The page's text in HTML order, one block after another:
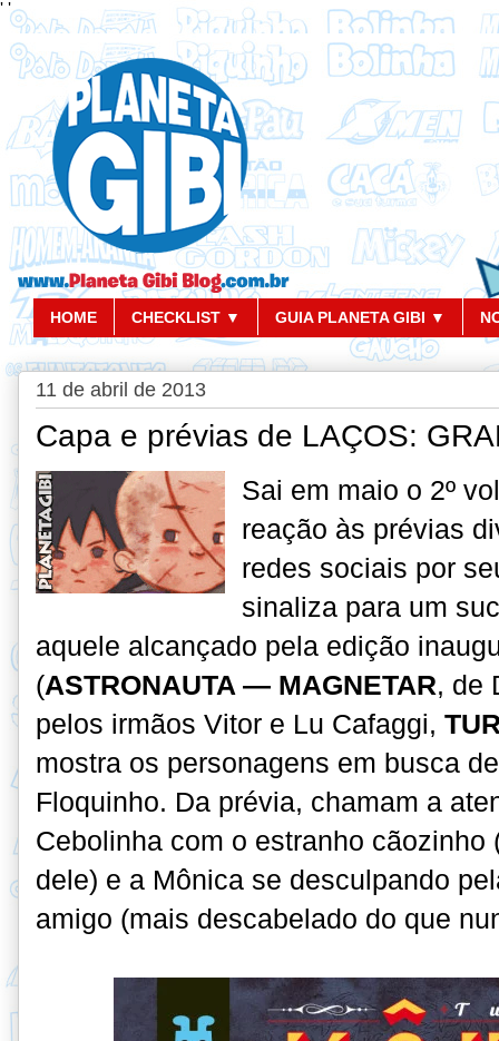
' '
HOME CHECKLIST ▼ GUIA PLANETA GIBI ▼
11 de abril de 2013
Capa e prévias de LAÇOS:
Sai em maio o 2º
reação às prévias
redes sociais por
sinaliza para um
aquele alcançado pela edição
(ASTRONAUTA — MAGNETAR, de
pelos irmãos Vitor e Lu Cafaggi,
mostra os personagens em busca
Floquinho. Da prévia, chamam a
Cebolinha com o estranho
dele) e a Mônica se desculpando
amigo (mais descabelado do que